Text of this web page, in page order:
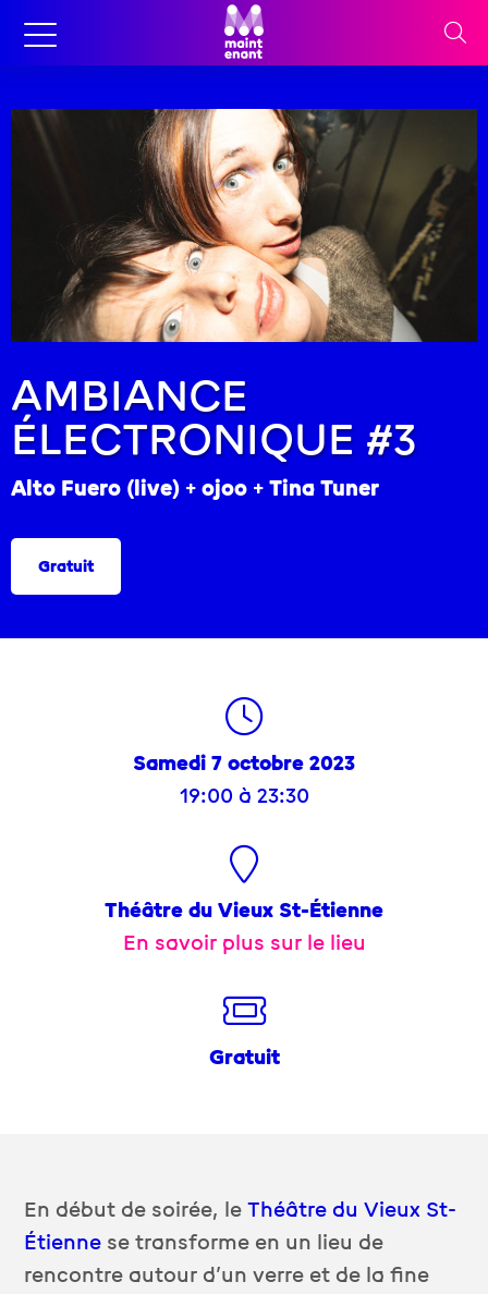
AMBIANCE
ÉLECTRONIQUE #3
Alto Fuero (live) + ojoo + Tina Tuner
Gratuit
Samedi 7 octobre 2023
19:00 à 23:30
Théâtre du Vieux St-Étienne
En savoir plus sur le lieu
Gratuit
En début de soirée, leThéâtre du Vieux St-
Étienne se transforme en un lieu de
rencontre autour d’un verre et de la fine